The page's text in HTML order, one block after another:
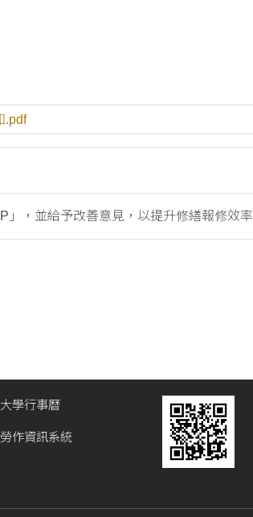
.pdf
」，並給予改善意見，以提升修繕報修效率
學行事曆
作資訊系統